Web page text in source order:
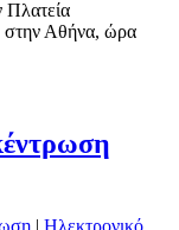
Πλατεία
στην Αθήνα, ώρα
| Ηλεκτρονικό